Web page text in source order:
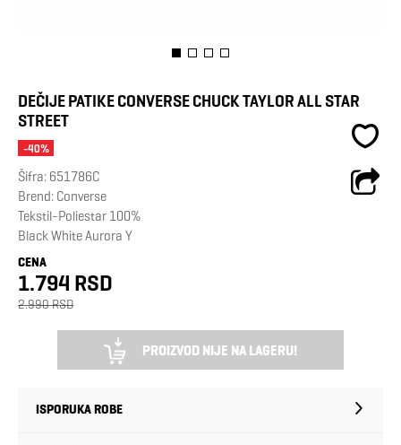
DEČIJE PATIKE CONVERSE CHUCK TAYLOR ALL STAR
STREET
-40%
Šifra: 651786C
Brend: Converse
Tekstil-Poliestar 100%
Black White Aurora Y
CENA
1.794 RSD
2.990 RSD
PROIZVOD NIJE NA LAGERU!
ISPORUKA ROBE